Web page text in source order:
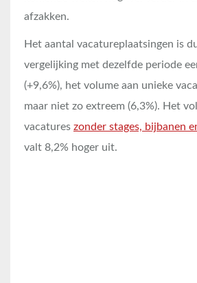
afzakken.
Het aantal vacatureplaatsingen is
vergelijking met dezelfde periode
(+9,6%), het volume aan unieke
maar niet zo extreem (6,3%). Het
vacatures zonder stages, bijbanen
valt 8,2% hoger uit.